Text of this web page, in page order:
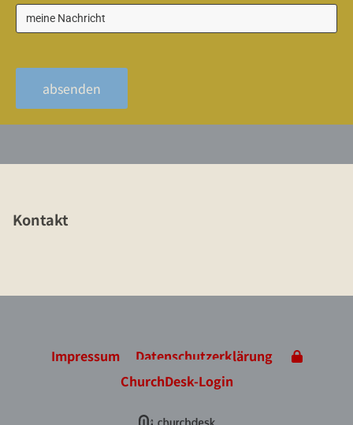
Kontakt
Impressum
Datenschutzerklärung
ChurchDesk-Login